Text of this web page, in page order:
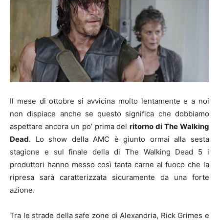
Il mese di ottobre si avvicina molto lentamente e a noi
non dispiace anche se questo significa che dobbiamo
aspettare ancora un po’ prima delritorno di The Walking
Dead. Lo show della AMC è giunto ormai alla sesta
stagione e sul finale della di The Walking Dead 5 i
produttori hanno messo così tanta carne al fuoco che la
ripresa sarà caratterizzata sicuramente da una forte
azione.
Tra le strade della safe zone di Alexandria, Rick Grimes e